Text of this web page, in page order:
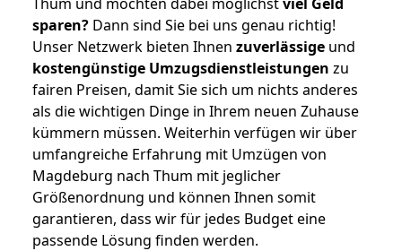
sparen? Dann sind Sie bei uns genau richtig!
Unser Netzwerk bieten Ihnen zuverlässige und
kostengünstige Umzugsdienstleistungen zu
fairen Preisen, damit Sie sich um nichts anderes
als die wichtigen Dinge in Ihrem neuen Zuhause
kümmern müssen. Weiterhin verfügen wir über
umfangreiche Erfahrung mit Umzügen von
Magdeburg nach Thum mit jeglicher
Größenordnung und können Ihnen somit
garantieren, dass wir für jedes Budget eine
passende Lösung finden werden.